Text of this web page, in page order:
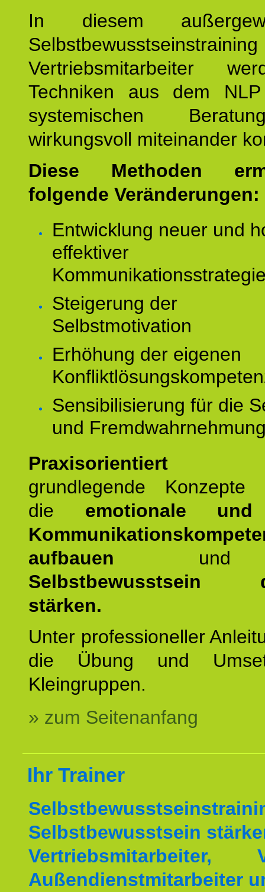
In diesem
Vertriebsmitarbeiter
Techniken aus dem
systemischen
wirkungsvoll miteinander
Diese Methoden
folgende Veränderungen:
Entwicklung neuer und
effektiver
Steigerung der
Selbstmotivation
Erhöhung der eigenen
Sensibilisierung für die
und
Praxisorientiert
grundlegende Konzepte
die emotionale
aufbauen
Selbstbewusstsein
stärken.
Unter professioneller
die Übung und
Kleingruppen.
» zum Seitenanfang
Ihr Trainer
Selbstbewusstsein
Vertriebsmitarbeiter,
Außendienstmitarbeiter